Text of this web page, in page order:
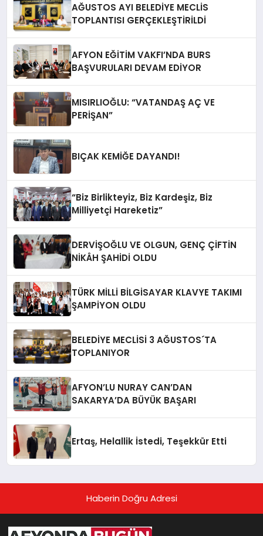
AĞUSTOS AYI BELEDİYE MECLİS
TOPLANTISI GERÇEKLEŞTİRİLDİ
AFYON EĞİTİM VAKFI’NDA BURS
BAŞVURULARI DEVAM EDİYOR
MISIRLIOĞLU: “VATANDAŞ AÇ VE
PERİŞAN”
BIÇAK KEMİĞE DAYANDI!
“Biz Birlikteyiz, Biz Kardeşiz, Biz
Milliyetçi Hareketiz”
DERVİŞOĞLU VE OLGUN, GENÇ ÇİFTİN
NİKÂH ŞAHİDİ OLDU
TÜRK MİLLİ BİLGİSAYAR KLAVYE TAKIMI
ŞAMPİYON OLDU
BELEDİYE MECLİSİ 3 AĞUSTOS´TA
TOPLANIYOR
AFYON’LU NURAY CAN’DAN
SAKARYA’DA BÜYÜK BAŞARI
Ertaş, Helallik İstedi, Teşekkür Etti
Haberin Doğru Adresi